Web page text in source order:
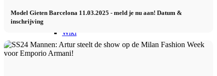
Wiki
Model Gieten Barcelona 11.03.2025 - meld je nu aan! Datum &
inschrijving